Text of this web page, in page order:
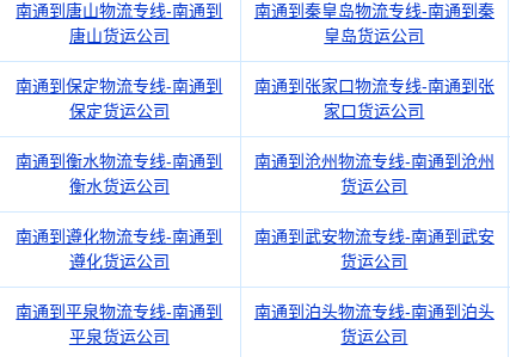
南通到唐山物流专线-南通到
唐山货运公司
南通到秦皇岛物流专线-南通到秦
皇岛货运公司
南通到保定物流专线-南通到
保定货运公司
南通到张家口物流专线-南通到张
家口货运公司
南通到衡水物流专线-南通到
衡水货运公司
南通到沧州物流专线-南通到沧州
货运公司
南通到遵化物流专线-南通到
遵化货运公司
南通到武安物流专线-南通到武安
货运公司
南通到平泉物流专线-南通到
平泉货运公司
南通到泊头物流专线-南通到泊头
货运公司